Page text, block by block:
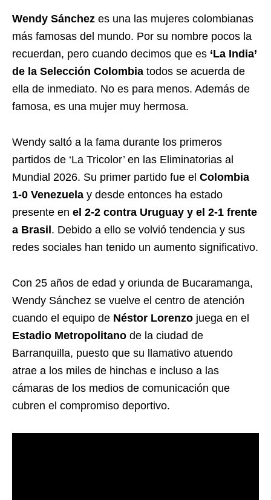
Wendy Sánchez es una las mujeres colombianas
más famosas del mundo. Por su nombre pocos la
recuerdan, pero cuando decimos que es ‘La India’
de la Selección Colombia todos se acuerda de
ella de inmediato. No es para menos. Además de
famosa, es una mujer muy hermosa.
Wendy saltó a la fama durante los primeros
partidos de ‘La Tricolor’ en las Eliminatorias al
Mundial 2026. Su primer partido fue el Colombia
1-0 Venezuela y desde entonces ha estado
presente en el 2-2 contra Uruguay y el 2-1 frente
a Brasil . Debido a ello se volvió tendencia y sus
redes sociales han tenido un aumento significativo.
Con 25 años de edad y oriunda de Bucaramanga,
Wendy Sánchez se vuelve el centro de atención
cuando el equipo de Néstor Lorenzo juega en el
Estadio Metropolitano de la ciudad de
Barranquilla, puesto que su llamativo atuendo
atrae a los miles de hinchas e incluso a las
cámaras de los medios de comunicación que
cubren el compromiso deportivo.